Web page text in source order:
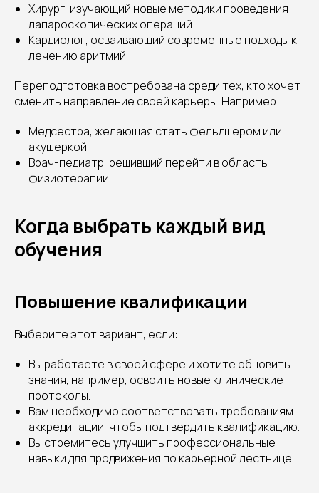
Хирург, изучающий новые методики проведения
лапароскопических операций.
Кардиолог, осваивающий современные подходы к
лечению аритмий.
Переподготовка востребована среди тех, кто хочет
сменить направление своей карьеры. Например:
Медсестра, желающая стать фельдшером или
акушеркой.
Врач-педиатр, решивший перейти в область
физиотерапии.
Когда выбрать каждый вид
обучения
Повышение квалификации
Выберите этот вариант, если:
Вы работаете в своей сфере и хотите обновить
знания, например, освоить новые клинические
протоколы.
Вам необходимо соответствовать требованиям
аккредитации, чтобы подтвердить квалификацию.
Вы стремитесь улучшить профессиональные
навыки для продвижения по карьерной лестнице.